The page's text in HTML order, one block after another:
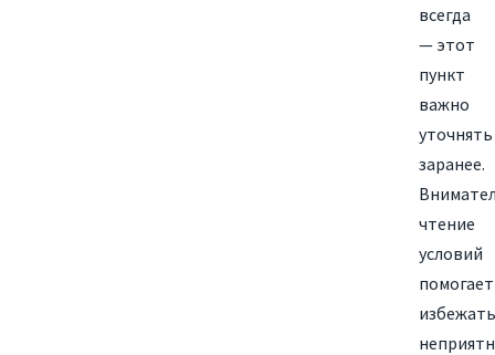
всегда
— этот
пункт
важно
уточнять
заранее.
чтение
условий
помогает
избежать